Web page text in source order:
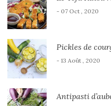
- 07 Oct , 2020
Pickles de
- 13 Août , 2020
Antipasti